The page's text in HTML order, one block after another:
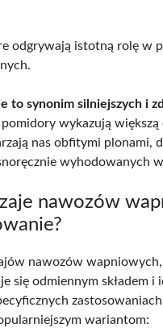
odgrywają istotną rolę w
to synonim silniejszych i
wykazują większą
nas obfitymi plonami,
wyhodowanych
nawozów
nawozów wapniowych,
się odmiennym składem i
wariantom: